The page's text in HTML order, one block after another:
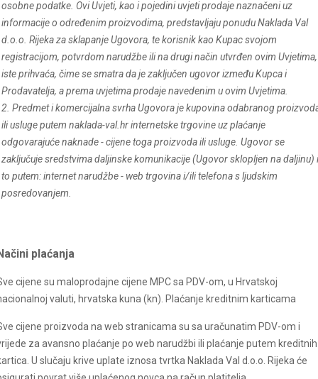
osobne podatke. Ovi Uvjeti, kao i pojedini uvjeti prodaje naznačeni uz
informacije o određenim proizvodima, predstavljaju ponudu Naklada Val
d.o.o. Rijeka za sklapanje Ugovora, te korisnik kao Kupac svojom
registracijom, potvrdom narudžbe ili na drugi način utvrđen ovim Uvjetima,
iste prihvaća, čime se smatra da je zaključen ugovor između Kupca i
Prodavatelja, a prema uvjetima prodaje navedenim u ovim Uvjetima.
2. Predmet i komercijalna svrha Ugovora je kupovina odabranog
ili usluge putem naklada-val.hr internetske trgovine uz plaćanje
odgovarajuće naknade - cijene toga proizvoda ili usluge. Ugovor se
zaključuje sredstvima daljinske komunikacije (Ugovor sklopljen na daljinu) i
to putem: internet narudžbe - web trgovina i/ili telefona s ljudskim
posredovanjem.
plaćanja
cijene su maloprodajne cijene MPC sa PDV-om, u Hrvatskoj
valuti, hrvatska kuna (kn). Plaćanje kreditnim karticama
cijene proizvoda na web stranicama su sa uračunatim PDV-om i
za avansno plaćanje po web narudžbi ili plaćanje putem kreditnih
U slučaju krive uplate iznosa tvrtka Naklada Val d.o.o. Rijeka će